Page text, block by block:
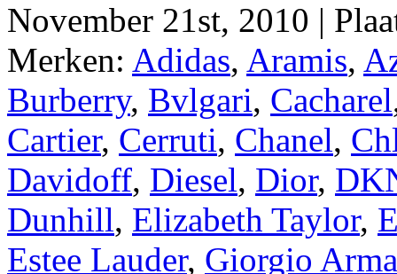
November 21st, 2010 |
Merken: Adidas, Aramis,
Burberry, Bvlgari, Cacharel
Cartier, Cerruti, Chanel,
Davidoff, Diesel, Dior,
Dunhill, Elizabeth Taylor,
Estee Lauder, Giorgio